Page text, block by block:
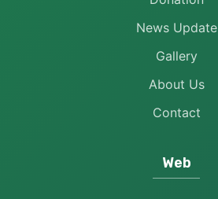
News Update
Gallery
About Us
Contact
Web